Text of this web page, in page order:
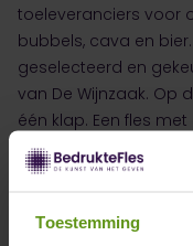
Toestemming
toeleveranciers voor
bubbels, cava en
geselecteerd en
van De Wijnzaak. Op
één klap. Een fles
kwaliteit en een